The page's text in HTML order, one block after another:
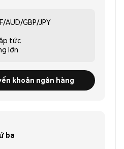
AUD/GBP/JPY
tức
lớn
khoản ngân hàng
ba